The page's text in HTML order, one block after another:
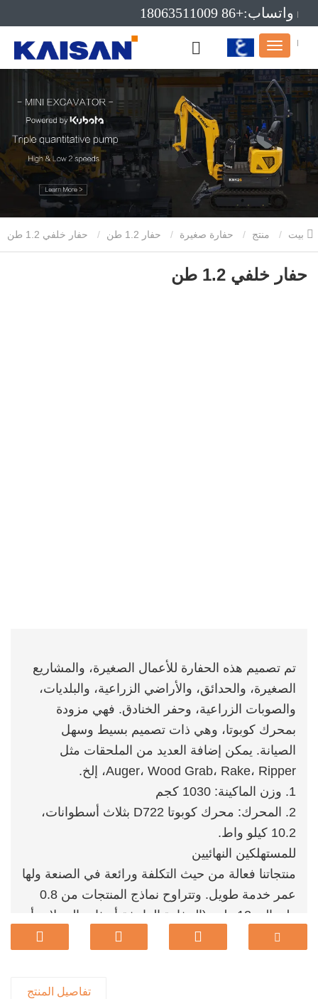
واتساب:+86 18063511009
بريد إلكتروني:info@kaisanmachinery.com
منتج حفارة صغيرة حفار 1.2 طن
حفار خلفي 1.2 طن
تم تصميم هذه الحفارة للأعمال الصغيرة، والمشاريع
الصغيرة، والحدائق، والأراضي الزراعية، والبلديات،
والصوبات الزراعية، وحفر الخنادق. فهي مزودة
بمحرك كوبوتا، وهي ذات تصميم بسيط وسهل
الصيانة. يمكن إضافة العديد من الملحقات مثل
Auger، Wood Grab، Rake، Ripper، إلخ.
1. وزن الماكينة: 1030 كجم
2. المحرك: محرك كوبوتا D722 بثلاث أسطوانات،
10.2 كيلو واط.
للمستهلكين النهائيين
منتجاتنا فعالة من حيث التكلفة ورائعة في الصنعة ولها
عمر خدمة طويل. وتتراوح نماذج المنتجات من 0.8
طن إلى 12 طن. (الحفارة الزاحفة أو ذات العجلات أو
الزاحفة) يمكنها تلبية احتياجاتك ودعم التخصيص
تفاصيل المنتج